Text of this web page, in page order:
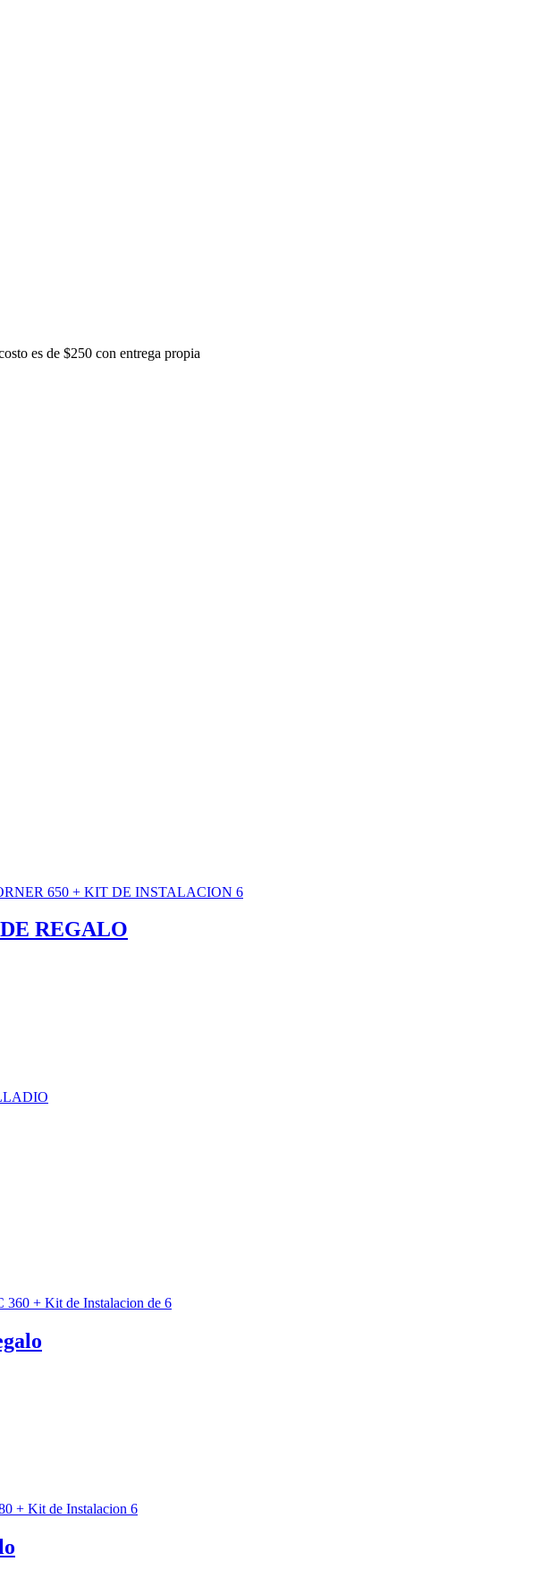
es de $250 con entrega propia
REGALO